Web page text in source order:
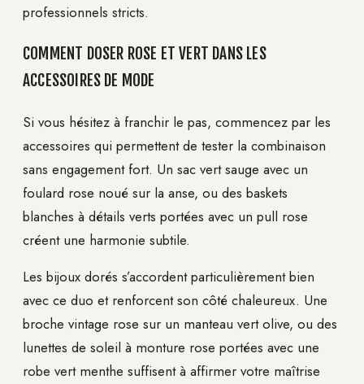
professionnels stricts.
COMMENT DOSER ROSE ET VERT DANS LES
ACCESSOIRES DE MODE
Si vous hésitez à franchir le pas, commencez par les
accessoires qui permettent de tester la combinaison
sans engagement fort. Un sac vert sauge avec un
foulard rose noué sur la anse, ou des baskets
blanches à détails verts portées avec un pull rose
créent une harmonie subtile.
Les bijoux dorés s’accordent particulièrement bien
avec ce duo et renforcent son côté chaleureux. Une
broche vintage rose sur un manteau vert olive, ou des
lunettes de soleil à monture rose portées avec une
robe vert menthe suffisent à affirmer votre maîtrise